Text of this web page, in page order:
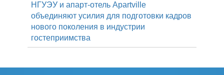
НГУЭУ и апарт-отель Apartville
объединяют усилия для подготовки кадров
нового поколения в индустрии
гостеприимства